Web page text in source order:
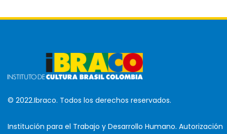
© 2022.Ibraco. Todos los derechos reservados.
Institución para el Trabajo y Desarrollo Humano. Autorización